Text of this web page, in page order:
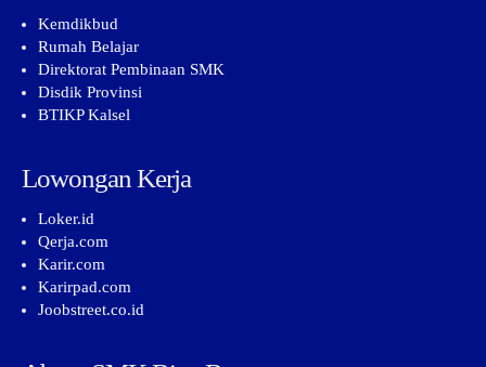
Kemdikbud
Rumah Belajar
Direktorat Pembinaan SMK
Disdik Provinsi
BTIKP Kalsel
Lowongan Kerja
Loker.id
Qerja.com
Karir.com
Karirpad.com
Joobstreet.co.id